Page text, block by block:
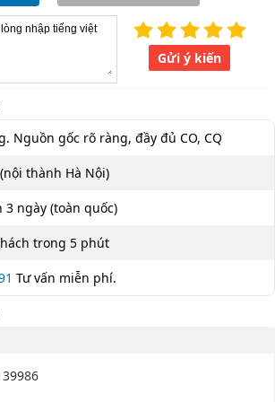
Gửi ý kiến
Nguồn gốc rõ ràng, đầy đủ CO, CQ
thành Hà Nội)
3 ngày (toàn quốc)
trong 5 phút
Tư vấn miễn phí.